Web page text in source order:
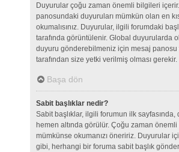
Duyurular çoğu zaman önemli bilgileri
panosundaki duyuruları mümkün olan en
okumalısınız. Duyurular, ilgili forumdaki
tarafında görüntülenir. Global duyurularda
duyuru gönderebilmeniz için mesaj panosu
tarafından size yetki verilmiş olması gerekir.
Başa dön
Sabit başlıklar nedir?
Sabit başlıklar, ilgili forumun ilk sayfasında,
hemen altında görülür. Çoğu zaman
mümkünse okumanızı öneririz. Duyurular
gibi, herhangi bir foruma sabit başlık